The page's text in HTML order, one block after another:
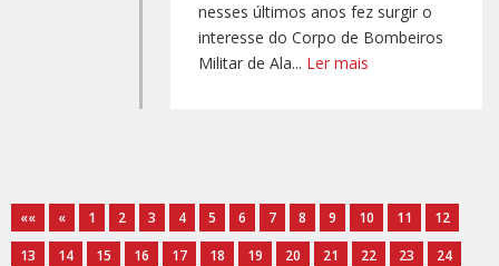
nesses últimos anos fez surgir o
interesse do Corpo de Bombeiros
Militar de Ala... Ler mais
«« « 1 2 3 4 5 6 7 8 9 10 11
12
13
14 15 16 17 18 19 20 21 22 23
24